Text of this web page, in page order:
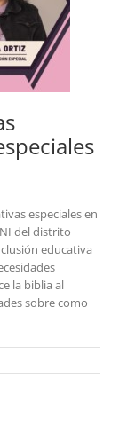
especiales en
del distrito
educativa
la biblia al
sobre como